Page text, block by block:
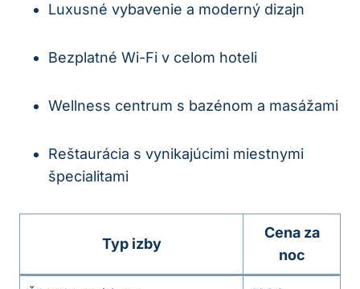
Luxusné vybavenie a moderný dizajn
Bezplatné Wi-Fi v celom hoteli
Wellness centrum s bazénom a masážami
Reštaurácia s vynikajúcimi miestnymi
špecialitami
Typ izby
Cena za
noc